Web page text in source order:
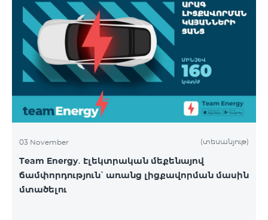
03 November (տեսանյութ)
Team Energy․ Էլեկտրական մեքենայով
ճամփորդություն՝ առանց լիցքավորման մասին
մտածելու